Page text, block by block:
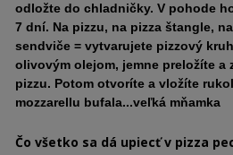
odložte do chladničky. V pohode
7 dní. Na pizzu, na pizza štangle,
sendviče = vytvarujete pizzový
olivovým olejom, jemne preložíte a
pizzu. Potom otvoríte a vložíte
mozzarellu bufala...veľká mňamka
Čo všetko sa dá upiecť v pizza